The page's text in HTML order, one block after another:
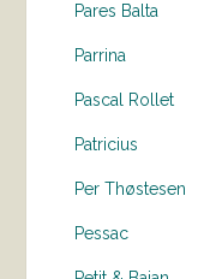
Pares Balta
Parrina
Pascal Rollet
Patricius
Per Thøstesen
Pessac